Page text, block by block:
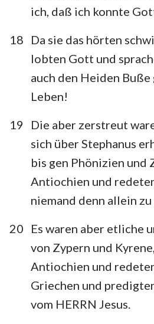
1 2 3 4
8
9 10 11
22
23 24 25
ich, daß ich konnte
18
Da sie das hörten
lobten Gott und
auch den Heiden Buße
Leben!
19
Die aber zerstreut
sich über Stephanus
bis gen Phönizien und
Antiochien und
niemand denn allein zu
20
Es waren aber etliche
von Zypern und
Antiochien und
Griechen und
vom HERRN Jesus.